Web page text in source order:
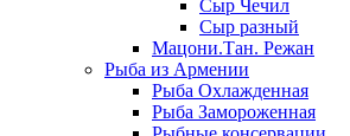
Сыр Чечил
Сыр разный
Мацони.Тан. Режан
Рыба из Армении
Рыба Охлажденная
Рыба Замороженная